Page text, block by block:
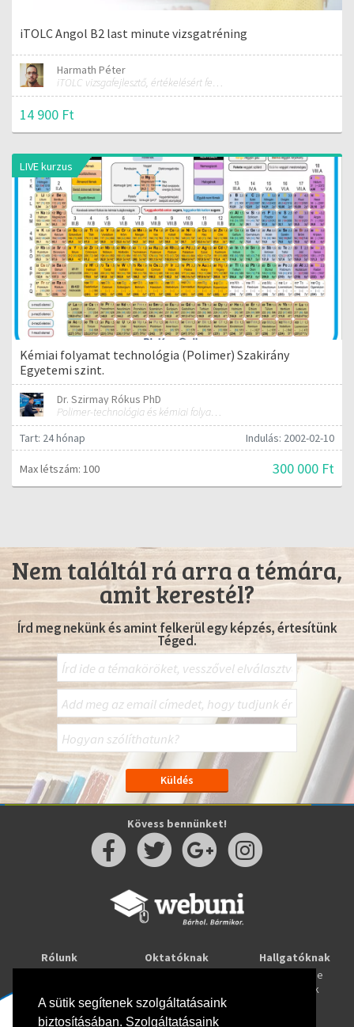
A sütik segítenek szolgáltatásaink
biztosításában. Szolgáltatásaink
iTOLC Angol B2 last minute vizsgatréning
Harmath Péter
iTOLC vizsgafejlesztő, értékelésért felelős szakmai vezető
14 900 Ft
LIVE kurzus
Kémiai folyamat technológia (Polimer) Szakirány
Egyetemi szint.
Dr. Szirmay Rókus PhD
Polimer-technológia és kémiai folyamat-technológia
Tart: 24 hónap
Indulás: 2002-02-10
Max létszám: 100 300 000 Ft
Nem találtál rá arra a témára,
amit kerestél?
Írd meg nekünk és amint felkerül egy képzés, értesítünk
Téged.
Kövess bennünket!
Rólunk
Oktatóknak
Webuni Stúdió
Hallgatóknak
Tanulj online
Képzések